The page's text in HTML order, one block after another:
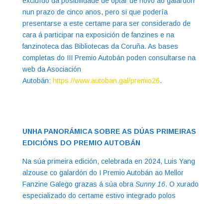
nun prazo de cinco anos, pero si que podería
presentarse a este certame para ser considerado de
cara á participar na exposición de fanzines e na
fanzinoteca das Bibliotecas da Coruña. As bases
completas do III Premio Autobán poden consultarse na
web da Asociación
Autobán: https://www.autoban.gal/premio26.
UNHA PANORÁMICA SOBRE AS DÚAS PRIMEIRAS
EDICIÓNS DO PREMIO AUTOBÁN
Na súa primeira edición, celebrada en 2024, Luis Yang
alzouse co galardón do I Premio Autobán ao Mellor
Fanzine Galego grazas á súa obra Sunny 16. O xurado
especializado do certame estivo integrado polos